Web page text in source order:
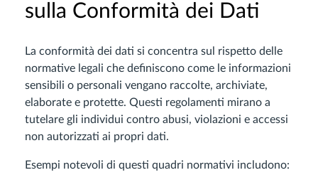
sulla Conformità dei Dati
La conformità dei dati si concentra sul rispetto delle
normative legali che definiscono come le informazioni
sensibili o personali vengano raccolte, archiviate,
elaborate e protette. Questi regolamenti mirano a
tutelare gli individui contro abusi, violazioni e accessi
non autorizzati ai propri dati.
Esempi notevoli di questi quadri normativi includono: